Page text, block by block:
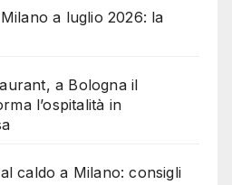
a luglio 2026: la
a Bologna il
l’ospitalità in
caldo a Milano: consigli